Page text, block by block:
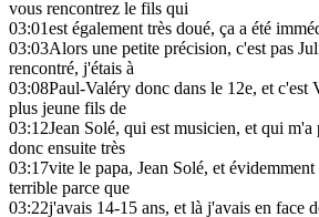
vous rencontrez le fils qui
03:01est également très doué, ça a été
03:03Alors une petite précision, c'est pas
rencontré, j'étais à
03:08Paul-Valéry donc dans le 12e, et c'est
plus jeune fils de
03:12Jean Solé, qui est musicien, et qui m'a
donc ensuite très
03:17vite le papa, Jean Solé, et
terrible parce que
03:22j'avais 14-15 ans, et là j'avais en face